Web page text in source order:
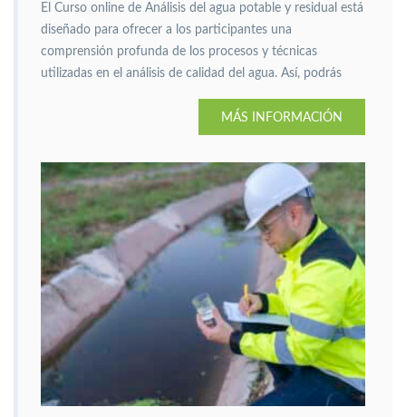
El Curso online de Análisis del agua potable y residual está
diseñado para ofrecer a los participantes una
comprensión profunda de los procesos y técnicas
utilizadas en el análisis de calidad del agua. Así, podrás
MÁS INFORMACIÓN